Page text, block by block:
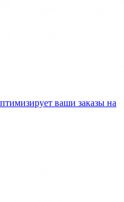
ваши заказы на